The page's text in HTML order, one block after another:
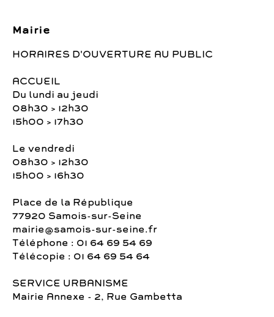
Mairie
HORAIRES D'OUVERTURE AU PUBLIC
ACCUEIL
Du lundi au jeudi
08h30 > 12h30
15h00 > 17h30
Le vendredi
08h30 > 12h30
15h00 > 16h30
Place de la République
77920 Samois-sur-Seine
mairie@samois-sur-seine.fr
Téléphone : 01 64 69 54 69
Télécopie : 01 64 69 54 64
SERVICE URBANISME
Mairie Annexe - 2, Rue Gambetta